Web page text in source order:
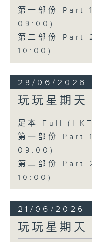
第一部份 Part
09:00)
第二部份
10:00)
28/06/2026
玩玩星期天
足本 Full
第一部份 Part
09:00)
第二部份
10:00)
21/06/2026
玩玩星期天